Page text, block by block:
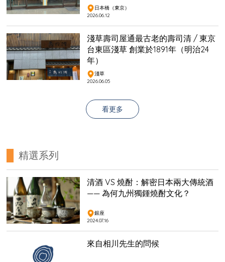
日本橋（東京）
2026.06.12
淺草壽司屋通最古老的壽司清 / 東京
台東區淺草 創業於1891年（明治24
年）
淺草
2026.06.05
看更多
精選系列
清酒 VS 燒酎：解密日本兩大傳統酒
—— 為何九州獨鍾燒酎文化？
銀座
2024.07.16
來自相川先生的問候